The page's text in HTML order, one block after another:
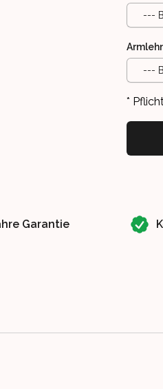
---
---
*
Garantie